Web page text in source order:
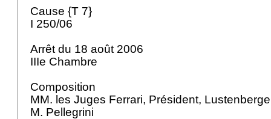
Cause {T 7}
I 250/06
Arrêt du 18 août 2006
IIIe Chambre
Composition
MM. les Juges Ferrari, Président,
M. Pellegrini